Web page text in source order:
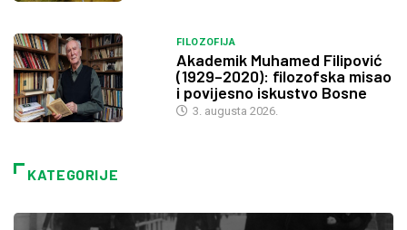
FILOZOFIJA
Akademik Muhamed Filipović
(1929–2020): filozofska misao
i povijesno iskustvo Bosne
3. augusta 2026.
KATEGORIJE